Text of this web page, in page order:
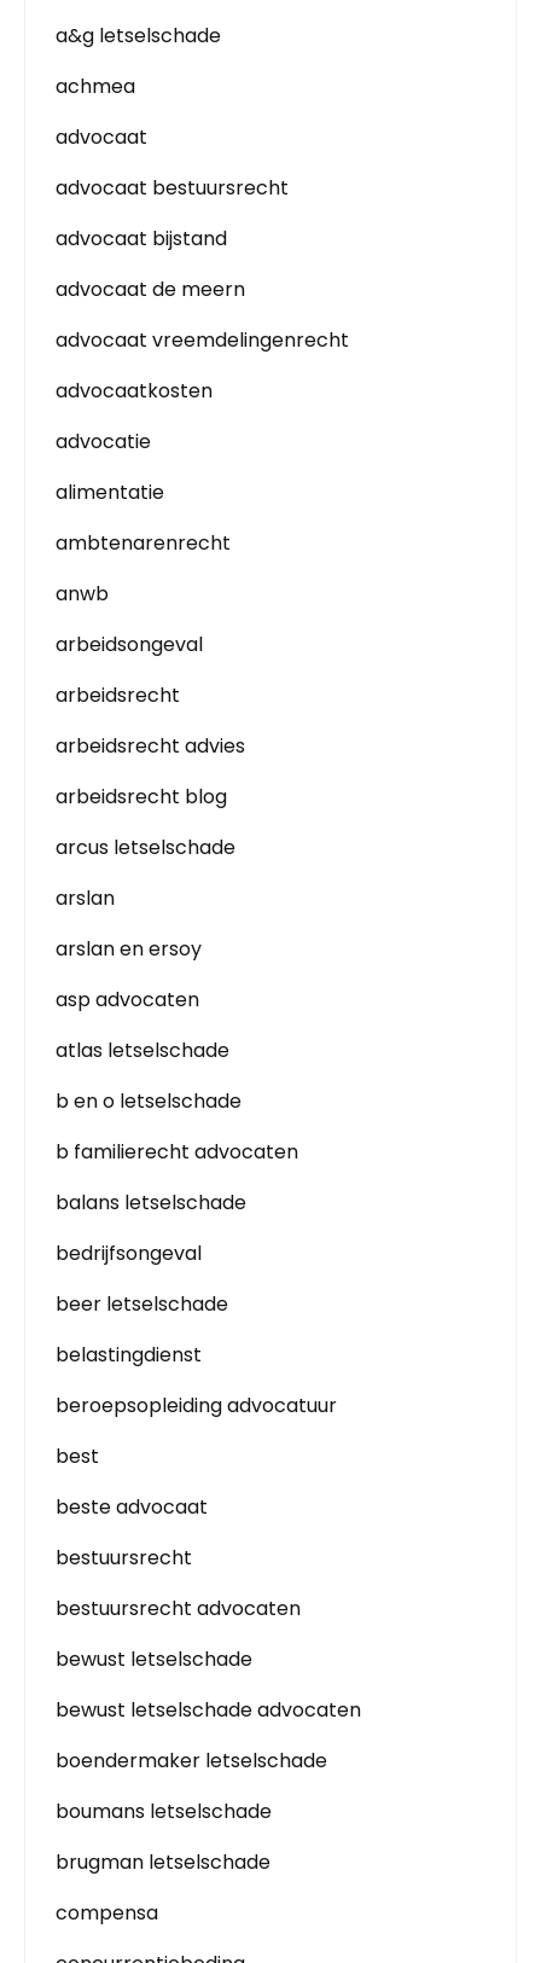
a&g letselschade
achmea
advocaat
advocaat bestuursrecht
advocaat bijstand
advocaat de meern
advocaat vreemdelingenrecht
advocaatkosten
advocatie
alimentatie
ambtenarenrecht
anwb
arbeidsongeval
arbeidsrecht
arbeidsrecht advies
arbeidsrecht blog
arcus letselschade
arslan
arslan en ersoy
asp advocaten
atlas letselschade
b en o letselschade
b familierecht advocaten
balans letselschade
bedrijfsongeval
beer letselschade
belastingdienst
beroepsopleiding advocatuur
best
beste advocaat
bestuursrecht
bestuursrecht advocaten
bewust letselschade
bewust letselschade advocaten
boendermaker letselschade
boumans letselschade
brugman letselschade
compensa